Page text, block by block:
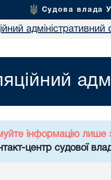
Судова влада
адміністративний
інформацію лише
центр судової